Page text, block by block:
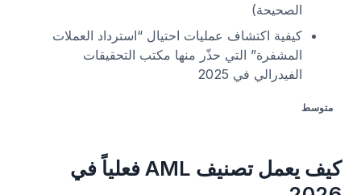
الصحيحة)
كيفية اكتشاف عمليات احتيال “استرداد العملات
المشفرة” التي حذّر منها مكتب التحقيقات
الفيدرالي في 2025
متوسط
كيف يعمل تصنيف AML فعلياً في